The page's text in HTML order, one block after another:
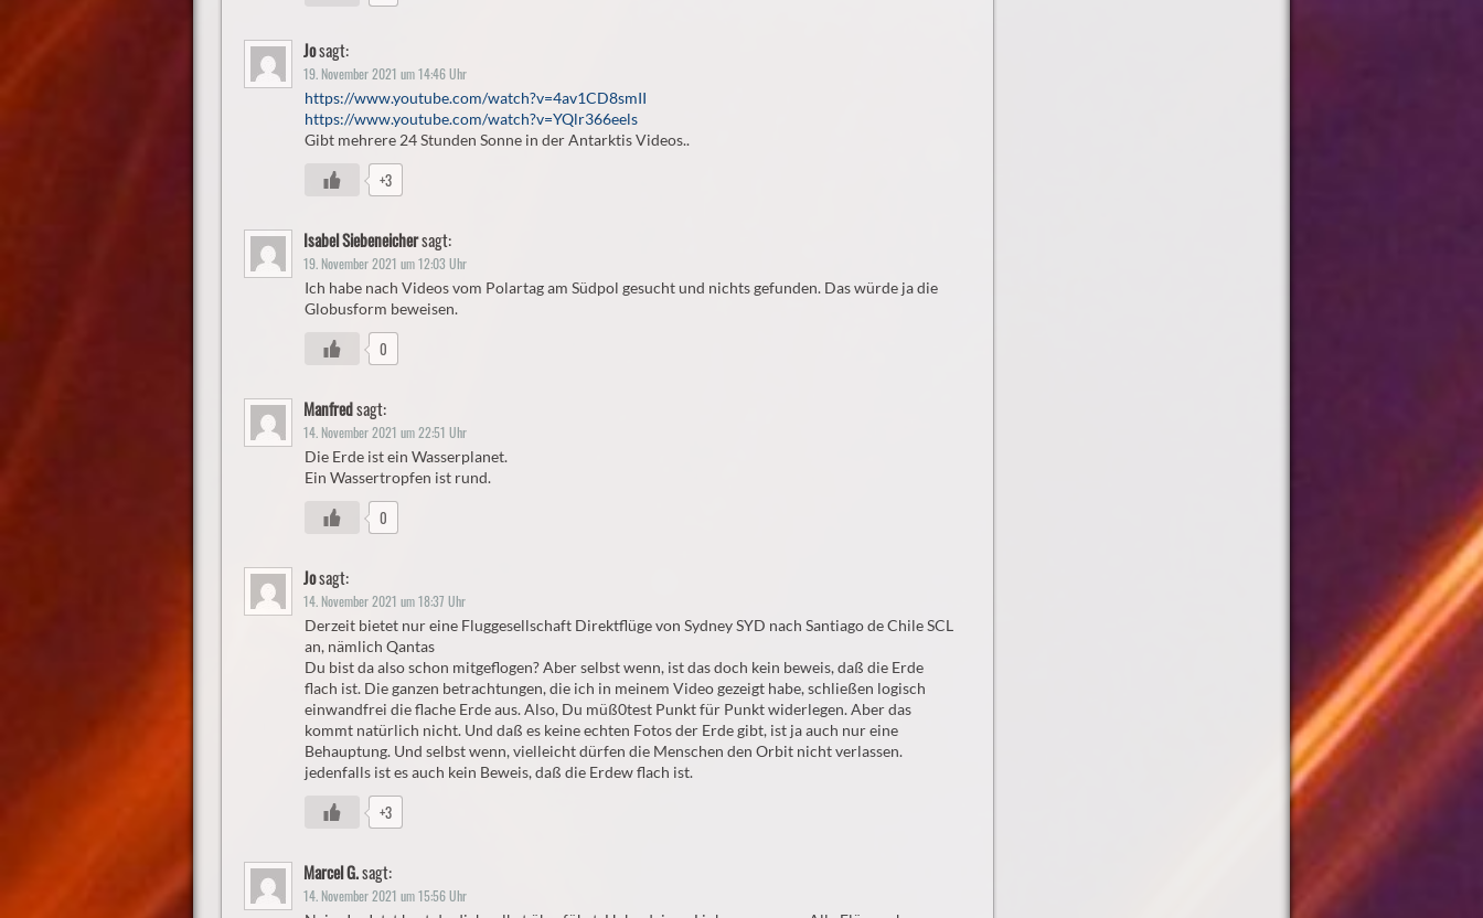
Josagt:
19. November 2021 um 14:46 Uhr
https://www.youtube.com/watch?v=4av1CD8smII
https://www.youtube.com/watch?v=YQlr366eels
Gibt mehrere 24 Stunden Sonne in der Antarktis Videos..
+3
Isabel Siebeneichersagt:
19. November 2021 um 12:03 Uhr
Ich habe nach Videos vom Polartag am Südpol gesucht und nichts gefunden. Das würde ja die
Globusform beweisen.
0
Manfredsagt:
14. November 2021 um 22:51 Uhr
Die Erde ist ein Wasserplanet.
Ein Wassertropfen ist rund.
0
Josagt:
14. November 2021 um 18:37 Uhr
Derzeit bietet nur eine Fluggesellschaft Direktflüge von Sydney SYD nach Santiago de Chile SCL
an, nämlich Qantas
Du bist da also schon mitgeflogen? Aber selbst wenn, ist das doch kein beweis, daß die Erde
flach ist. Die ganzen betrachtungen, die ich in meinem Video gezeigt habe, schließen logisch
einwandfrei die flache Erde aus. Also, Du müß0test Punkt für Punkt widerlegen. Aber das
kommt natürlich nicht. Und daß es keine echten Fotos der Erde gibt, ist ja auch nur eine
Behauptung. Und selbst wenn, vielleicht dürfen die Menschen den Orbit nicht verlassen.
jedenfalls ist es auch kein Beweis, daß die Erdew flach ist.
+3
Marcel G.sagt:
14. November 2021 um 15:56 Uhr